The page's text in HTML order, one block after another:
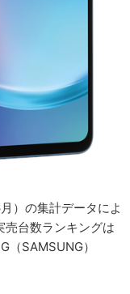
）の集計データによ
売台数ランキングは
SAMSUNG）